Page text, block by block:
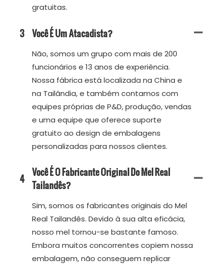
gratuitas.
3 Você É Um Atacadista?
Não, somos um grupo com mais de 200
funcionários e 13 anos de experiência.
Nossa fábrica está localizada na China e
na Tailândia, e também contamos com
equipes próprias de P&D, produção, vendas
e uma equipe que oferece suporte
gratuito ao design de embalagens
personalizadas para nossos clientes.
4 Você É O Fabricante Original Do Mel Real
Tailandês?
Sim, somos os fabricantes originais do Mel
Real Tailandês. Devido à sua alta eficácia,
nosso mel tornou-se bastante famoso.
Embora muitos concorrentes copiem nossa
embalagem, não conseguem replicar